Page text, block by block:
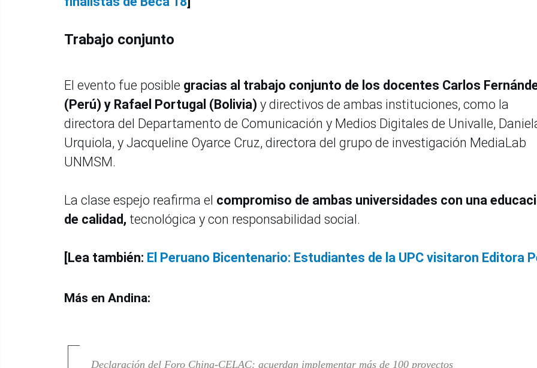
Trabajo conjunto
El evento fue posible gracias al trabajo conjunto de los docentes Carlos
(Perú) y Rafael Portugal (Bolivia) y directivos de ambas instituciones, como la
directora del Departamento de Comunicación y Medios Digitales de Univalle,
Urquiola, y Jacqueline Oyarce Cruz, directora del grupo de investigación MediaLab
UNMSM.
La clase espejo reafirma el compromiso de ambas universidades con una
de calidad, tecnológica y con responsabilidad social.
[Lea también: El Peruano Bicentenario: Estudiantes de la UPC visitaron Editora
Más en Andina:
Declaración del Foro China-CELAC: acuerdan implementar más de 100 proyectos